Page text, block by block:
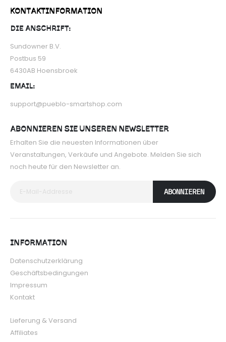
KONTAKTINFORMATION
DIE ANSCHRIFT:
Sundowner B.V.
Postbus 59
6430AB Hoensbroek
EMAIL:
support@pueblo-smartshop.com
ABONNIEREN SIE UNSEREN NEWSLETTER
Erhalten Sie die neuesten Informationen über
Veranstaltungen, Verkäufe und Angebote. Melden Sie sich
noch heute für den Newsletter an.
ABONNIEREN
INFORMATION
Datenschutzerklärung
Geschäftsbedingungen
Impressum
Kontakt
Lieferung & Versand
Affiliates